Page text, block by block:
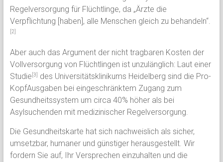
Regelversorgung für Flüchtlinge, da „Ärzte die
Verpflichtung [haben], alle Menschen gleich zu behandeln“.
[2]
Aber auch das Argument der nicht tragbaren Kosten der
Vollversorgung von Flüchtlingen ist unzulänglich: Laut einer
Studie [3]
des Universitätsklinikums Heidelberg sind die Pro-
KopfAusgaben bei eingeschränktem Zugang zum
Gesundheitssystem um circa 40% höher als bei
Asylsuchenden mit medizinischer Regelversorgung.
Die Gesundheitskarte hat sich nachweislich als sicher,
umsetzbar, humaner und günstiger herausgestellt. Wir
fordern Sie auf, Ihr Versprechen einzuhalten und die